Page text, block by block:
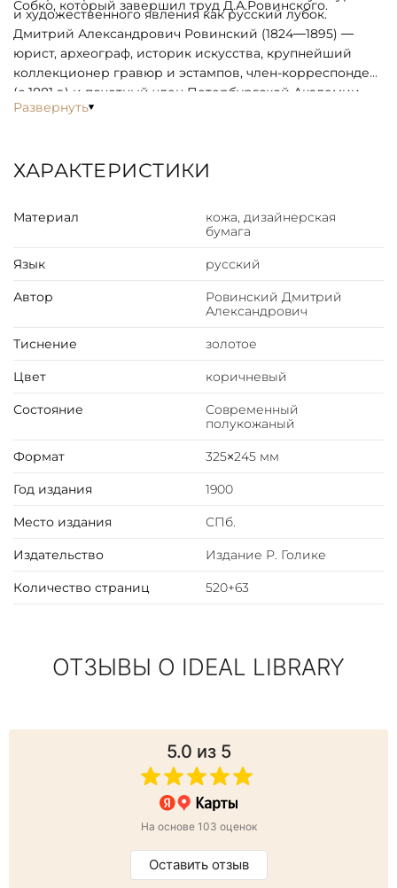
Собко, который завершил труд Д.А.Ровинского.
и художественного явления как русский лубок.
Дмитрий Александрович Ровинский (1824—1895) —
юрист, археограф, историк искусства, крупнейший
коллекционер гравюр и эстампов, член-корреспондент
(с 1881 г.) и почетный член Петербургской Академии
наук (с 1883 г.), почетный член Академии художеств (с
Развернуть
ХАРАКТЕРИСТИКИ
Материал
кожа, дизайнерская
бумага
Язык русский
Автор
Ровинский Дмитрий
Александрович
Тиснение золотое
Цвет коричневый
Состояние
Современный
полукожаный
Формат 325×245 мм
Год издания 1900
Место издания СПб.
Издательство Издание Р. Голике
Количество страниц 520+63
ОТЗЫВЫ О IDEAL LIBRARY
5.0 из 5
На основе 103 оценок
Оставить отзыв